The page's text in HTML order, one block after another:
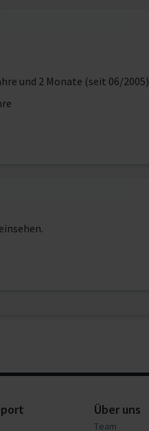
und 2 Monate (seit 06/2005)
Über uns
Team